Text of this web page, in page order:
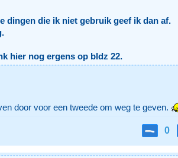
dingen die ik niet gebruik geef ik dan af.
hier nog ergens op bldz 22.
door voor een tweede om weg te geven.
0